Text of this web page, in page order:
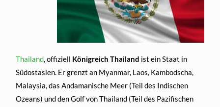
Thailand, offiziell Königreich Thailand ist ein Staat in
Südostasien. Er grenzt an Myanmar, Laos, Kambodscha,
Malaysia, das Andamanische Meer (Teil des Indischen
Ozeans) und den Golf von Thailand (Teil des Pazifischen